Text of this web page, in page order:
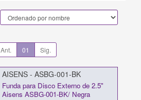
Ant. 01 Sig.
AISENS - ASBG-001-BK
Funda para Disco Externo de 2.5"
Aisens ASBG-001-BK/ Negra